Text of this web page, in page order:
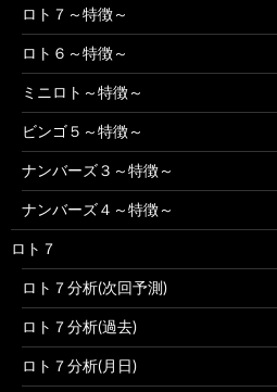
ロト７～特徴～
ロト６～特徴～
ミニロト～特徴～
ビンゴ５～特徴～
ナンバーズ３～特徴～
ナンバーズ４～特徴～
ロト７
ロト７分析(次回予測)
ロト７分析(過去)
ロト７分析(月日)